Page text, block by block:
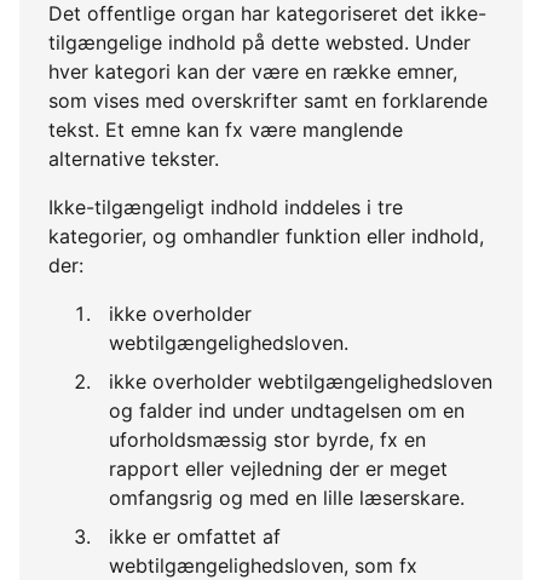
Det offentlige organ har kategoriseret det ikke-
tilgængelige indhold på dette websted. Under
hver kategori kan der være en række emner,
som vises med overskrifter samt en forklarende
tekst. Et emne kan fx være manglende
alternative tekster.
Ikke-tilgængeligt indhold inddeles i tre
kategorier, og omhandler funktion eller indhold,
der:
ikke overholder
webtilgængelighedsloven.
ikke overholder webtilgængelighedsloven
og falder ind under undtagelsen om en
uforholdsmæssig stor byrde, fx en
rapport eller vejledning der er meget
omfangsrig og med en lille læserskare.
ikke er omfattet af
webtilgængelighedsloven, som fx